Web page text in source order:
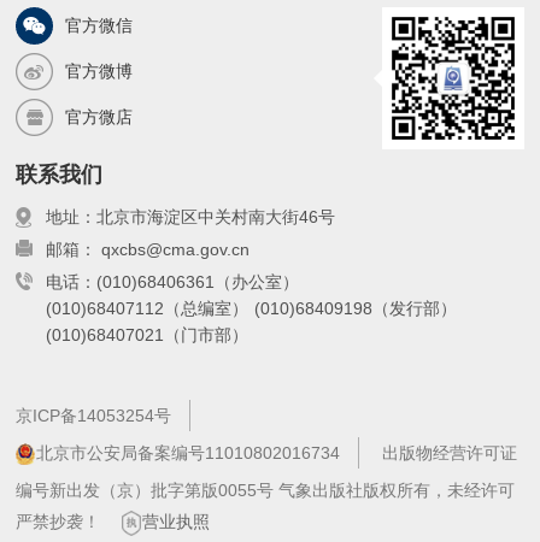
官方微信
官方微博
官方微店
联系我们
地址：北京市海淀区中关村南大街46号
邮箱： qxcbs@cma.gov.cn
电话：(010)68406361（办公室）
(010)68407112（总编室）
(010)68409198（发行部）
(010)68407021（门市部）
京ICP备14053254号
北京市公安局备案编号11010802016734
出版物经营许可证
编号新出发（京）批字第版0055号 气象出版社版权所有，未经许可
严禁抄袭！
营业执照